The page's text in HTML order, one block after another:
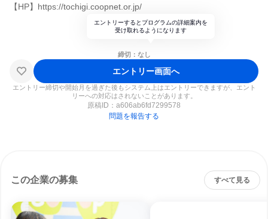
【HP】https://tochigi.coopnet.or.jp/
エントリーするとプログラムの詳細案内を
受け取れるようになります
締切：なし
エントリー画面へ
エントリー締切や開始月を過ぎた後もシステム上はエントリーできますが、エント
リーへの対応はされないことがあります。
原稿ID： a606ab6fd7299578
問題を報告する
この企業の募集 すべて見る